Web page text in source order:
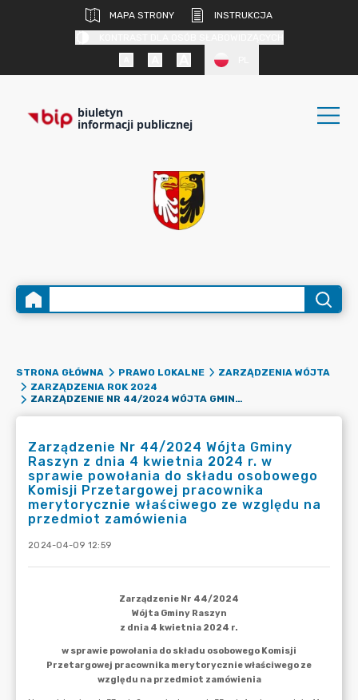
MAPA STRONY
INSTRUKCJA
biuletyn
informacji publicznej
STRONA GŁÓWNA PRAWO LOKALNE
ZARZĄDZENIA WÓJTA
ZARZĄDZENIA ROK 2024
ZARZĄDZENIE NR 44/2024 WÓJTA GMINY RASZYN Z DNIA 4 KWIETNIA 2024 R. W SPRAWIE POWOŁANIA DO SKŁADU OSOBOWEGO KOMISJI PRZETARGOWEJ PRACOWNIKA MERYTORYCZNIE WŁAŚCIWEGO ZE WZGLĘDU NA PRZEDMIOT ZAMÓWIENIA
Zarządzenie Nr 44/2024 Wójta Gminy
Raszyn z dnia 4 kwietnia 2024 r. w
sprawie powołania do składu osobowego
Komisji Przetargowej pracownika
merytorycznie właściwego ze względu na
przedmiot zamówienia
2024-04-09 12:59